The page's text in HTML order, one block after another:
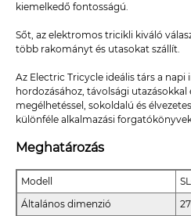
kiemelkedő fontosságú.
Sőt, az elektromos tricikli kiváló
több rakományt és utasokat szállít.
Az Electric Tricycle ideális társ a napi
hordozásához, távolsági
megélhetéssel, sokoldalú és
különféle alkalmazási
Meghatározás
Modell
Általános dimenzió